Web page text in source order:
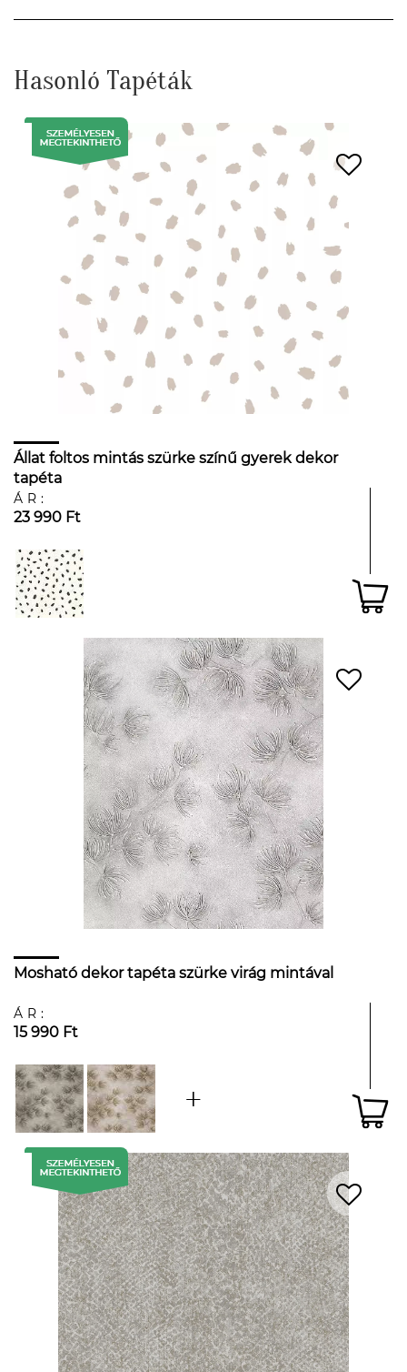
Hasonló Tapéták
Állat foltos mintás szürke színű gyerek dekor
tapéta
ÁR:
23 990 Ft
Mosható dekor tapéta szürke virág mintával
ÁR:
15 990 Ft